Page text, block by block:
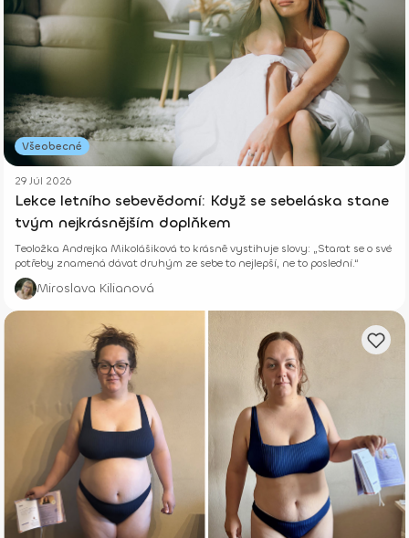
Všeobecné
29 Júl 2026
Lekce letního sebevědomí: Když se sebeláska stane
tvým nejkrásnějším doplňkem
Teoložka Andrejka Mikolášiková to krásně vystihuje slovy: „Starat se o své
potřeby znamená dávat druhým ze sebe to nejlepší, ne to poslední.“
Miroslava Kilianová